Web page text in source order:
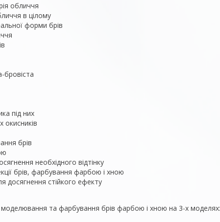
обличчя
в цілому
форми брів
бровіста
під них
окисників
брів
необхідного відтінку
брів, фарбування фарбою і хною
досягнення стійкого ефекту
та фарбування брів фарбою і хною на 3-х моделях: